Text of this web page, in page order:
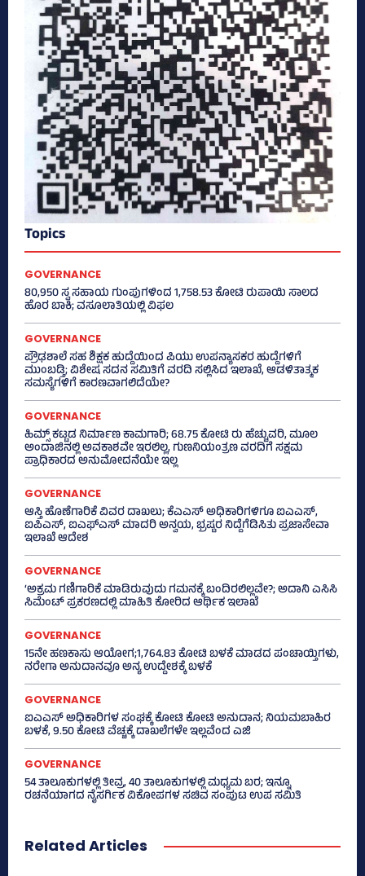
Topics
GOVERNANCE
80,950 ಸ್ವ ಸಹಾಯ ಗುಂಪುಗಳಿಂದ 1,758.53 ಕೋಟಿ ರುಪಾಯಿ ಸಾಲದ
ಹೊರ ಬಾಕಿ; ವಸೂಲಾತಿಯಲ್ಲಿ ವಿಫಲ
GOVERNANCE
ಪ್ರೌಢಶಾಲೆ ಸಹ ಶಿಕ್ಷಕ ಹುದ್ದೆಯಿಂದ ಪಿಯು ಉಪನ್ಯಾಸಕರ ಹುದ್ದೆಗಳಿಗೆ
ಮುಂಬಡ್ತಿ; ವಿಶೇಷ ಸದನ ಸಮಿತಿಗೆ ವರದಿ ಸಲ್ಲಿಸಿದ ಇಲಾಖೆ, ಆಡಳಿತಾತ್ಮಕ
ಸಮಸ್ಯೆಗಳಿಗೆ ಕಾರಣವಾಗಲಿದೆಯೇ?
GOVERNANCE
ಹಿಮ್ಸ್‌ ಕಟ್ಟಡ ನಿರ್ಮಾಣ ಕಾಮಗಾರಿ; 68.75 ಕೋಟಿ ರು ಹೆಚ್ಚುವರಿ, ಮೂಲ
ಅಂದಾಜಿನಲ್ಲಿ ಅವಕಾಶವೇ ಇರಲಿಲ್ಲ, ಗುಣನಿಯಂತ್ರಣ ವರದಿಗೆ ಸಕ್ಷಮ
ಪ್ರಾಧಿಕಾರದ ಅನುಮೋದನೆಯೇ ಇಲ್ಲ
GOVERNANCE
ಆಸ್ತಿ ಹೊಣೆಗಾರಿಕೆ ವಿವರ ದಾಖಲು; ಕೆಎಎಸ್ ಅಧಿಕಾರಿಗಳಿಗೂ ಐಎಎಸ್‌,
ಐಪಿಎಸ್‌, ಐಎಫ್‌ಎಸ್‌ ಮಾದರಿ ಅನ್ವಯ, ಭ್ರಷ್ಟರ ನಿದ್ದೆಗೆಡಿಸಿತು ಪ್ರಜಾಸೇವಾ
ಇಲಾಖೆ ಆದೇಶ
GOVERNANCE
‘ಅಕ್ರಮ ಗಣಿಗಾರಿಕೆ ಮಾಡಿರುವುದು ಗಮನಕ್ಕೆ ಬಂದಿರಲಿಲ್ಲವೇ?; ಅದಾನಿ ಎಸಿಸಿ
ಸಿಮೆಂಟ್ ಪ್ರಕರಣದಲ್ಲಿ ಮಾಹಿತಿ ಕೋರಿದ ಆರ್ಥಿಕ ಇಲಾಖೆ
GOVERNANCE
15ನೇ ಹಣಕಾಸು ಆಯೋಗ;1,764.83 ಕೋಟಿ ಬಳಕೆ ಮಾಡದ ಪಂಚಾಯ್ತಿಗಳು,
ನರೇಗಾ ಅನುದಾನವೂ ಅನ್ಯ ಉದ್ದೇಶಕ್ಕೆ ಬಳಕೆ
GOVERNANCE
ಐಎಎಸ್‌ ಅಧಿಕಾರಿಗಳ ಸಂಘಕ್ಕೆ ಕೋಟಿ ಕೋಟಿ ಅನುದಾನ; ನಿಯಮಬಾಹಿರ
ಬಳಕೆ, 9.50 ಕೋಟಿ ವೆಚ್ಚಕ್ಕೆ ದಾಖಲೆಗಳೇ ಇಲ್ಲವೆಂದ ಎಜಿ
GOVERNANCE
54 ತಾಲೂಕುಗಳಲ್ಲಿ ತೀವ್ರ, 40 ತಾಲೂಕುಗಳಲ್ಲಿ ಮಧ್ಯಮ ಬರ; ಇನ್ನೂ
ರಚನೆಯಾಗದ ನೈಸರ್ಗಿಕ ವಿಕೋಪಗಳ ಸಚಿವ ಸಂಪುಟ ಉಪ ಸಮಿತಿ
Related Articles